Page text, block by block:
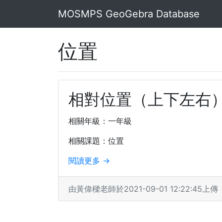
MOSMPS GeoGebra Database
位置
相對位置（上下左右
相關年級：一年級
相關課題：位置
閱讀更多 →
由黃偉樑老師於2021-09-01 12:22:45上傳